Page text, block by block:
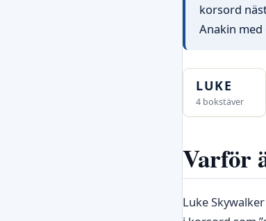
korsord
Anakin med
LUKE
4 bokstäver
Varför
Luke